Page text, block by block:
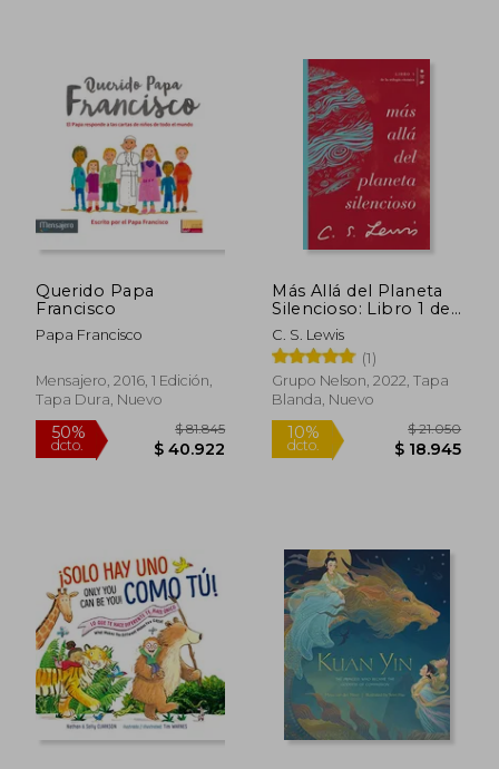
10%
dcto.
$ 8.900
Rápido
Querido Papa
Francisco
Papa Francisco
Mensajero, 2016, 1 Edición,
Tapa Dura, Nuevo
Más Allá del Planeta
Silencioso: Libro 1 de
la Trilogía Cósmica
(Cósmica
C. S. Lewis
(1)
Grupo Nelson, 2022, Tapa
Blanda, Nuevo